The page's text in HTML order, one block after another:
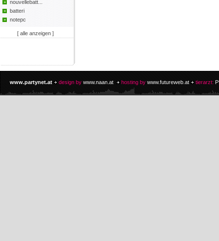
nouvellebatt...
batteri
notepc
[ alle anzeigen ]
www.partynet.at design by www.naan.at hosting by www.futureweb.at tierarzt: